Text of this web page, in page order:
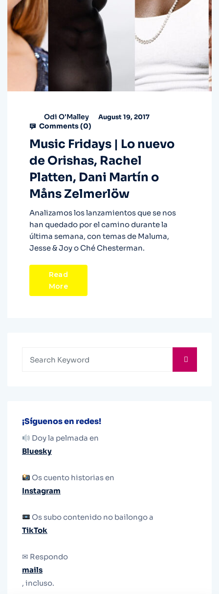
Odi O'Malley August 19, 2017
Comments (0)
Music Fridays | Lo nuevo
de Orishas, Rachel
Platten, Dani Martín o
Måns Zelmerlöw
Analizamos los lanzamientos que se nos
han quedado por el camino durante la
última semana, con temas de Maluma,
Jesse & Joy o Ché Chesterman.
Read
More
¡Síguenos en redes!
Doy la pelmada en
Bluesky
Os cuento historias en
Instagram
Os subo contenido no bailongo a
TikTok
✉ Respondo
mails
, incluso.